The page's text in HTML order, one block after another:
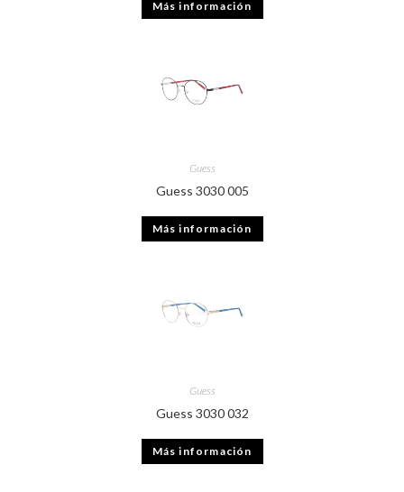
Más información
Guess
Guess 3030 005
Más información
Guess
Guess 3030 032
Más información